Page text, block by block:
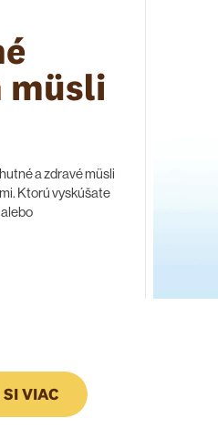
müsli
a zdravé müsli
Ktorú vyskúšate
VIAC